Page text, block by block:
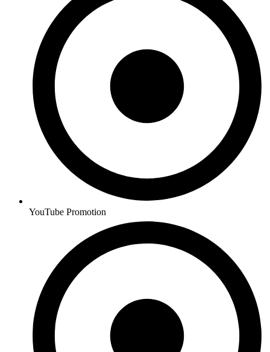
YouTube Promotion